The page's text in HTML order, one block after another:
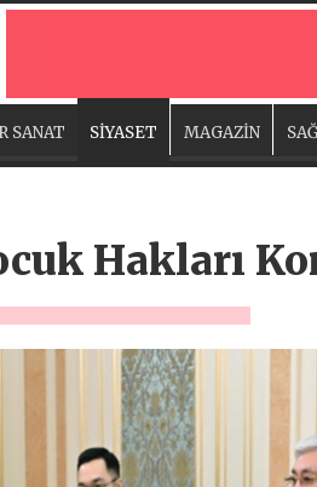
SANAT SİYASET MAGAZİN
Hakları